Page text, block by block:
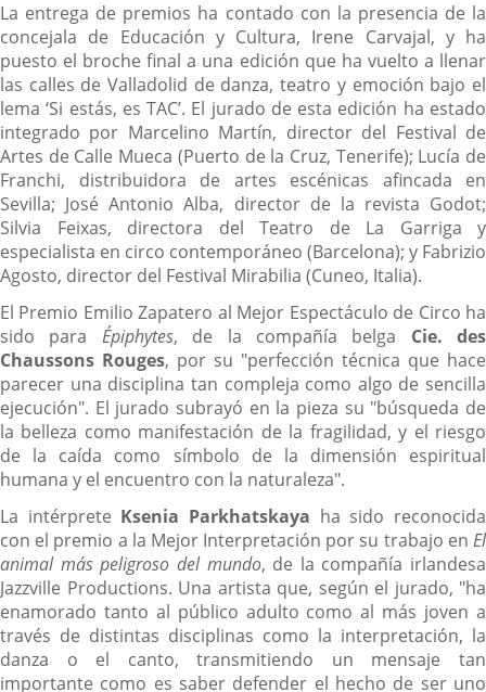
La entrega de premios ha contado con la presencia de la
concejala de Educación y Cultura, Irene Carvajal, y ha
puesto el broche final a una edición que ha vuelto a llenar
las calles de Valladolid de danza, teatro y emoción bajo el
lema ‘Si estás, es TAC’. El jurado de esta edición ha estado
integrado por Marcelino Martín, director del Festival de
Artes de Calle Mueca (Puerto de la Cruz, Tenerife); Lucía de
Franchi, distribuidora de artes escénicas afincada en
Sevilla; José Antonio Alba, director de la revista Godot;
Silvia Feixas, directora del Teatro de La Garriga y
especialista en circo contemporáneo (Barcelona); y Fabrizio
Agosto, director del Festival Mirabilia (Cuneo, Italia).
El Premio Emilio Zapatero al Mejor Espectáculo de Circo ha
sido para Épiphytes, de la compañía belga Cie. des
Chaussons Rouges, por su "perfección técnica que hace
parecer una disciplina tan compleja como algo de sencilla
ejecución". El jurado subrayó en la pieza su "búsqueda de
la belleza como manifestación de la fragilidad, y el riesgo
de la caída como símbolo de la dimensión espiritual
humana y el encuentro con la naturaleza".
La intérprete Ksenia Parkhatskaya ha sido reconocida
con el premio a la Mejor Interpretación por su trabajo en El
animal más peligroso del mundo, de la compañía irlandesa
Jazzville Productions. Una artista que, según el jurado, "ha
enamorado tanto al público adulto como al más joven a
través de distintas disciplinas como la interpretación, la
danza o el canto, transmitiendo un mensaje tan
importante como es saber defender el hecho de ser uno